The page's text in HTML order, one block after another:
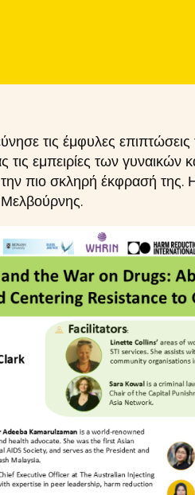
τις έμφυλες επιπτώσεις
τις εμπειρίες των γυναικών
πιο σκληρή έκφρασή της.